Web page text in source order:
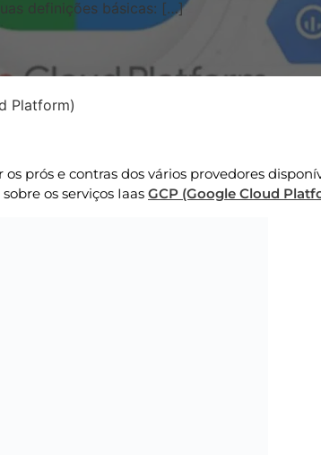
definições básicas: […]
Platform)
prós e contras dos vários provedores
os serviços Iaas GCP (Google Cloud